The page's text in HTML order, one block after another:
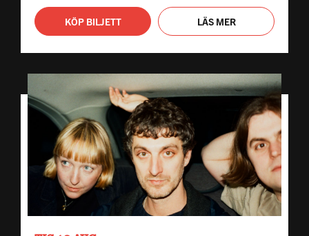
KÖP BILJETT LÄS MER